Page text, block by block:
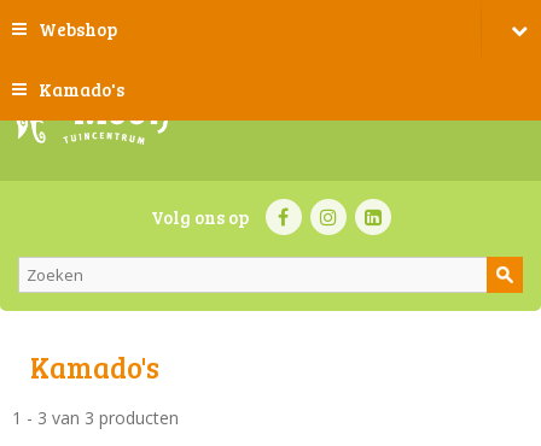
Webshop
Kamado's
Volg ons op
Kamado's
1 - 3 van 3 producten